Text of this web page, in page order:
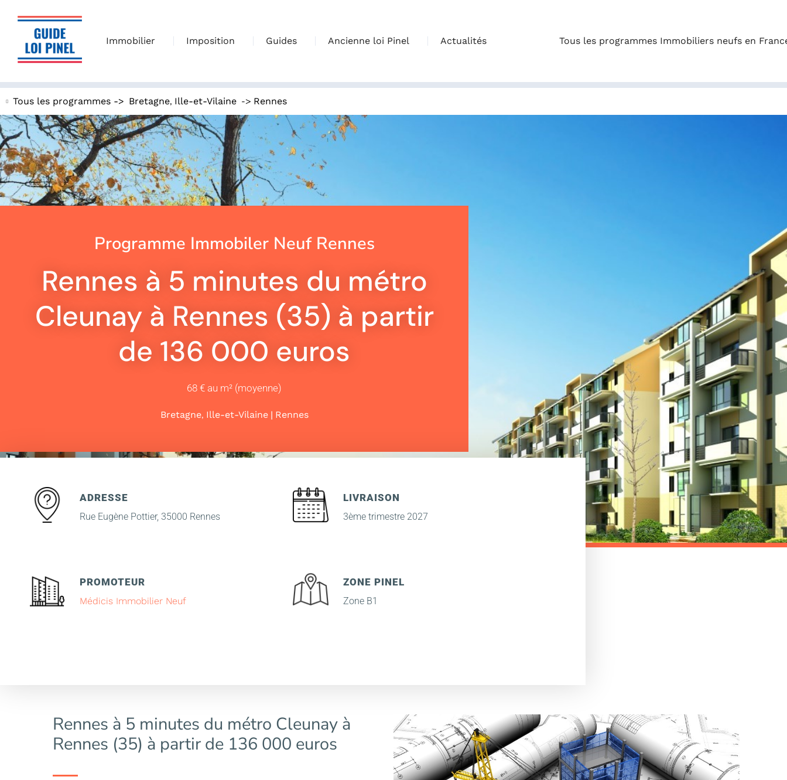
Immobilier Imposition Guides Ancienne loi Pinel Actualités Tous les programmes Immobiliers neufs en
Tous les programmes -> Bretagne, Ille-et-Vilaine -> Rennes
Programme Immobiler Neuf Rennes
Rennes à 5 minutes du métro
Cleunay à Rennes (35) à partir
de 136 000 euros
68 € au m² (moyenne)
Bretagne, Ille-et-Vilaine| Rennes
ADRESSE
Rue Eugène Pottier, 35000 Rennes
LIVRAISON
3ème trimestre 2027
PROMOTEUR
Médicis Immobilier Neuf
ZONE PINEL
Zone B1
Rennes à 5 minutes du métro Cleunay à
Rennes (35) à partir de 136 000 euros